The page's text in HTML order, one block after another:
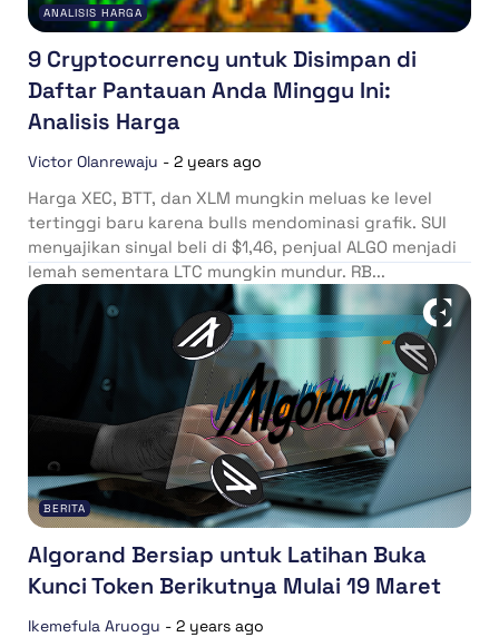
ANALISIS HARGA
9 Cryptocurrency untuk Disimpan di
Daftar Pantauan Anda Minggu Ini:
Analisis Harga
Victor Olanrewaju - 2 years ago
Harga XEC, BTT, dan XLM mungkin meluas ke level
tertinggi baru karena bulls mendominasi grafik. SUI
menyajikan sinyal beli di $1,46, penjual ALGO menjadi
lemah sementara LTC mungkin mundur. RB...
BERITA
Algorand Bersiap untuk Latihan Buka
Kunci Token Berikutnya Mulai 19 Maret
Ikemefula Aruogu - 2 years ago